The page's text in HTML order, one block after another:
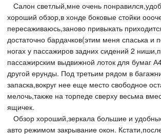
Салон светлый,мне очень
хороший обзор,в хонде боковые стойки
пересаживаюсь,заново привыкать
достаточно бардачков(этим меня спаська и
ногах у пассажиров задних сидений 2
пассажирским выдвижной лоток для бумаг
другой ерунды. Под третьим рядом в
запаска,вокруг нее еще место свободное
мелочь,также на торпеде сверху весьма
ящичек.
Обзор хороший,зеркала большие и
авто режимом закрывание окон.